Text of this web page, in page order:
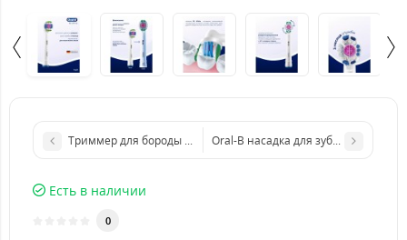
Триммер для бороды для мужчин профессиональный, Trimmer
Oral-B насадка для зубной щетки
Есть в наличии
0